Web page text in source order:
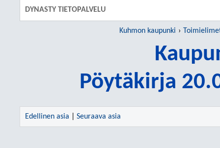
DYNASTY TIETOPALVELU
Kuhmon kaupunki
Pöytäkirja
Edellinen asia Seuraava asia